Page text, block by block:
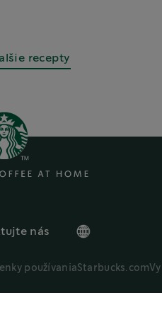
recepty
nás
používaniaStarbucks.com